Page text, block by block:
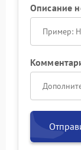
Описание